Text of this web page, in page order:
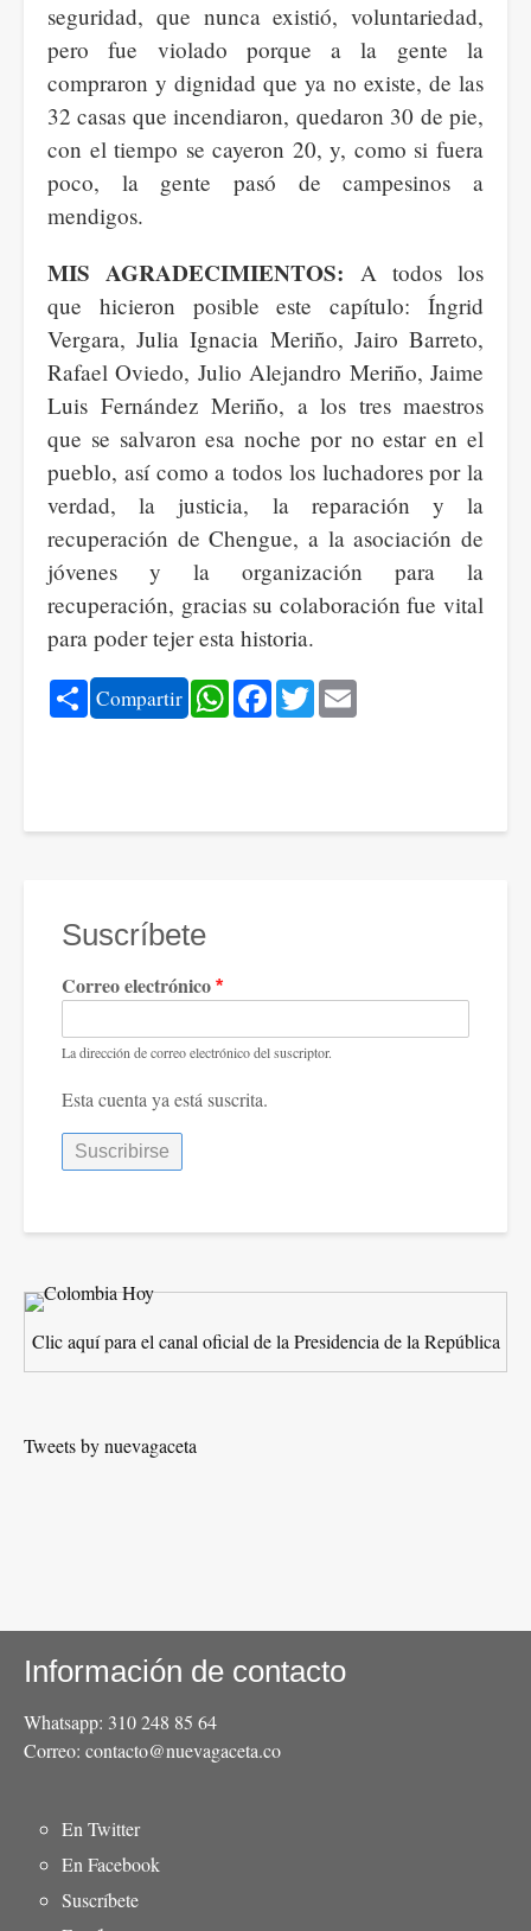
seguridad, que nunca existió, voluntariedad,
pero fue violado porque a la gente la
compraron y dignidad que ya no existe, de las
32 casas que incendiaron, quedaron 30 de pie,
con el tiempo se cayeron 20, y, como si fuera
poco, la gente pasó de campesinos a
mendigos.
MIS AGRADECIMIENTOS: A todos los
que hicieron posible este capítulo: Íngrid
Vergara, Julia Ignacia Meriño, Jairo Barreto,
Rafael Oviedo, Julio Alejandro Meriño, Jaime
Luis Fernández Meriño, a los tres maestros
que se salvaron esa noche por no estar en el
pueblo, así como a todos los luchadores por la
verdad, la justicia, la reparación y la
recuperación de Chengue, a la asociación de
jóvenes y la organización para la
recuperación, gracias su colaboración fue vital
para poder tejer esta historia.
Share
Compartir WhatsApp
Facebook
Twitter
Suscríbete
Correo electrónico
La dirección de correo electrónico del suscriptor.
Esta cuenta ya está suscrita.
Clic aquí para el canal oficial de la Presidencia de la República
Tweets by nuevagaceta
Información de contacto
Whatsapp: 310 248 85 64
Correo: contacto@nuevagaceta.co
Menú
del
pie
En Twitter
En Facebook
Suscríbete